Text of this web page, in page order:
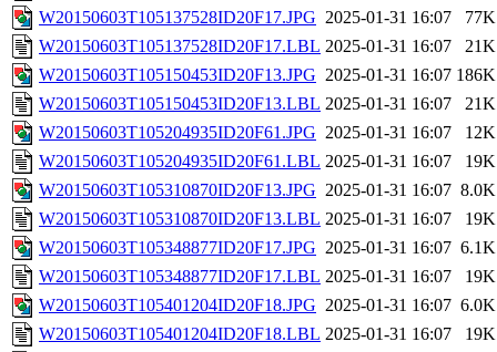
W20150603T105137528ID20F17.JPG 2025-01-31 16:07
77K
W20150603T105137528ID20F17.LBL 2025-01-31 16:07
21K
W20150603T105150453ID20F13.JPG 2025-01-31 16:07 186K
W20150603T105150453ID20F13.LBL 2025-01-31 16:07
21K
W20150603T105204935ID20F61.JPG 2025-01-31 16:07
12K
W20150603T105204935ID20F61.LBL 2025-01-31 16:07
19K
W20150603T105310870ID20F13.JPG 2025-01-31 16:07 8.0K
W20150603T105310870ID20F13.LBL 2025-01-31 16:07
19K
W20150603T105348877ID20F17.JPG 2025-01-31 16:07 6.1K
W20150603T105348877ID20F17.LBL 2025-01-31 16:07
19K
W20150603T105401204ID20F18.JPG 2025-01-31 16:07 6.0K
W20150603T105401204ID20F18.LBL 2025-01-31 16:07
19K